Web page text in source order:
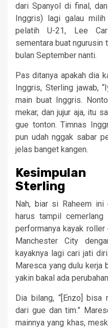
dari Spanyol di final,
Inggris) lagi galau milih
pelatih U-21, Lee
sementara buat ngurusin
bulan September nanti.
Pas ditanya apakah dia
Inggris, Sterling jawab,
main buat Inggris.
mekar, dan jujur aja, itu
gue tonton. Timnas
pun udah nggak sabar
jelas banget kangen.
Sterling
Nah, biar si Raheem
harus tampil
performanya kayak
Manchester City
kayaknya lagi cari jati
Maresca yang dulu kerja
yakin bakal ada
Dia bilang, “[Enzo] bisa
dari gue dan tim.”
mainnya yang khas,